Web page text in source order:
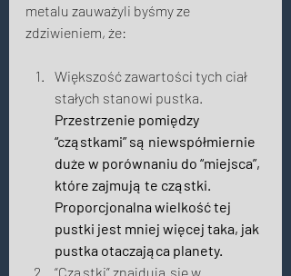
metalu zauważyli byśmy ze
zdziwieniem, że:
Większość zawartości tych ciał
stałych stanowi pustka.
Przestrzenie pomiędzy
“cząstkami” są niewspółmiernie
duże w porównaniu do “miejsca”,
które zajmują te cząstki.
Proporcjonalna wielkość tej
pustki jest mniej więcej taka, jak
pustka otaczająca planety.
“Cząstki” znajdują się w